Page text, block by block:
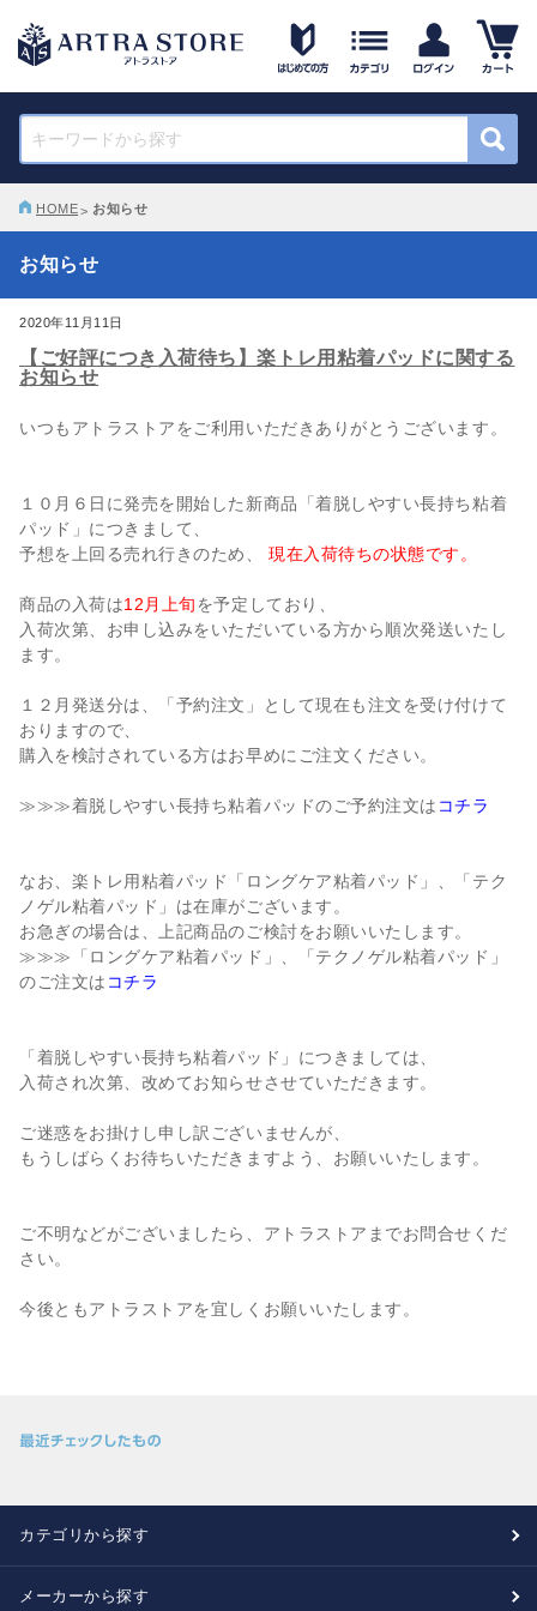
HOME お知らせ
お知らせ
2020年11月11日
【ご好評につき入荷待ち】楽トレ用粘着パッドに関する
お知らせ
いつもアトラストアをご利用いただきありがとうございます。
１０月６日に発売を開始した新商品「着脱しやすい長持ち粘着
パッド」につきまして、
予想を上回る売れ行きのため、現在入荷待ちの状態です。
商品の入荷は12月上旬を予定しており、
入荷次第、お申し込みをいただいている方から順次発送いたし
ます。
１２月発送分は、「予約注文」として現在も注文を受け付けて
おりますので、
購入を検討されている方はお早めにご注文ください。
≫≫≫着脱しやすい長持ち粘着パッドのご予約注文は コチラ
なお、楽トレ用粘着パッド「ロングケア粘着パッド」、「テク
ノゲル粘着パッド」は在庫がございます。
お急ぎの場合は、上記商品のご検討をお願いいたします。
≫≫≫「ロングケア粘着パッド」、「テクノゲル粘着パッド」
のご注文は コチラ
「着脱しやすい長持ち粘着パッド」につきましては、
入荷され次第、改めてお知らせさせていただきます。
ご迷惑をお掛けし申し訳ございませんが、
もうしばらくお待ちいただきますよう、お願いいたします。
ご不明などがございましたら、アトラストアまでお問合せくだ
さい。
今後ともアトラストアを宜しくお願いいたします。
カテゴリから探す
メーカーから探す